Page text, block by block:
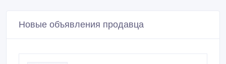
Новые объявления продавца